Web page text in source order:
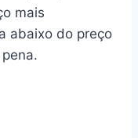
mais
abaixo do preço